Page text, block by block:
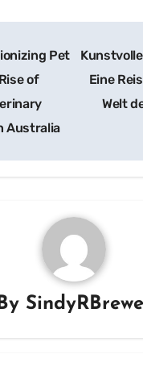
Pet
of
Australia
Eine
Welt
By